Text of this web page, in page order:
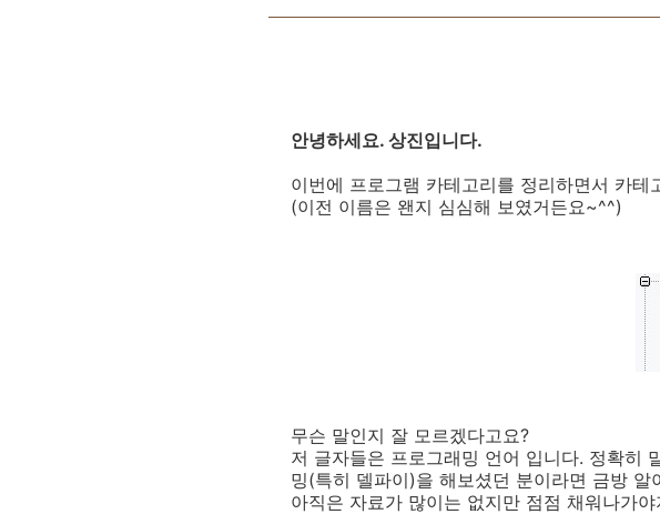
안녕하세요. 상진입니다.
이번에 프로그램 카테고리를 정리하면서 카테
(이전 이름은 왠지 심심해 보였거든요~^^)
무슨 말인지 잘 모르겠다고요?
저 글자들은 프로그래밍 언어 입니다. 정확히
밍(특히 델파이)을 해보셨던 분이라면 금방 알
아직은 자료가 많이는 없지만 점점 채워나가야